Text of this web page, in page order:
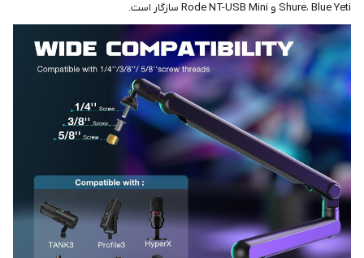
Shure، Blue Yeti و Rode NT-USB Mini سازگار است.